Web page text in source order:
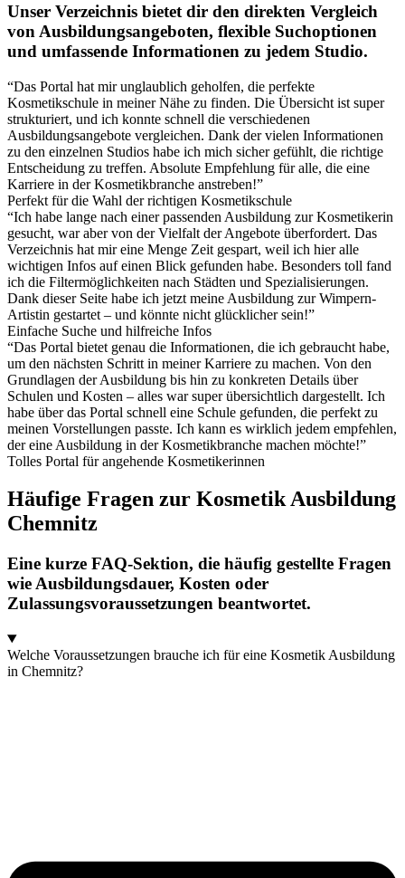
Unser Verzeichnis bietet dir den direkten Vergleich
von Ausbildungsangeboten, flexible Suchoptionen
und umfassende Informationen zu jedem Studio.
“Das Portal hat mir unglaublich geholfen, die perfekte
Kosmetikschule in meiner Nähe zu finden. Die Übersicht ist super
strukturiert, und ich konnte schnell die verschiedenen
Ausbildungsangebote vergleichen. Dank der vielen Informationen
zu den einzelnen Studios habe ich mich sicher gefühlt, die richtige
Entscheidung zu treffen. Absolute Empfehlung für alle, die eine
Karriere in der Kosmetikbranche anstreben!”
Perfekt für die Wahl der richtigen Kosmetikschule
“Ich habe lange nach einer passenden Ausbildung zur Kosmetikerin
gesucht, war aber von der Vielfalt der Angebote überfordert. Das
Verzeichnis hat mir eine Menge Zeit gespart, weil ich hier alle
wichtigen Infos auf einen Blick gefunden habe. Besonders toll fand
ich die Filtermöglichkeiten nach Städten und Spezialisierungen.
Dank dieser Seite habe ich jetzt meine Ausbildung zur Wimpern-
Artistin gestartet – und könnte nicht glücklicher sein!”
Einfache Suche und hilfreiche Infos
“Das Portal bietet genau die Informationen, die ich gebraucht habe,
um den nächsten Schritt in meiner Karriere zu machen. Von den
Grundlagen der Ausbildung bis hin zu konkreten Details über
Schulen und Kosten – alles war super übersichtlich dargestellt. Ich
habe über das Portal schnell eine Schule gefunden, die perfekt zu
meinen Vorstellungen passte. Ich kann es wirklich jedem empfehlen,
der eine Ausbildung in der Kosmetikbranche machen möchte!”
Tolles Portal für angehende Kosmetikerinnen
Häufige Fragen zur Kosmetik Ausbildung
Chemnitz
Eine kurze FAQ-Sektion, die häufig gestellte Fragen
wie Ausbildungsdauer, Kosten oder
Zulassungsvoraussetzungen beantwortet.
Welche Voraussetzungen brauche ich für eine Kosmetik Ausbildung
in Chemnitz?